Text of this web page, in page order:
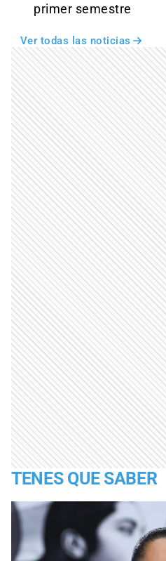
primer semestre
Ver todas las noticias
TENES QUE SABER